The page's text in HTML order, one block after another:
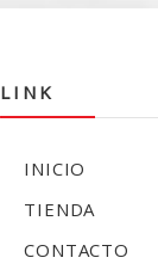
LINK
INICIO
TIENDA
CONTACTO